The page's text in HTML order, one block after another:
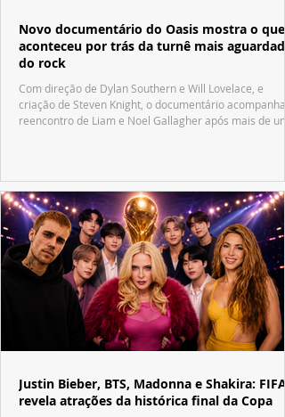
Novo documentário do Oasis mostra o que
aconteceu por trás da turnê mais aguardada
do rock
Com direção de Dylan Southern e Will Lovelace, e
criação de Steven Knight, o documentário acompanha
reencontro de Liam e Noel Gallagher após mais de
Justin Bieber, BTS, Madonna e Shakira: FIFA
revela atrações da histórica final da Copa